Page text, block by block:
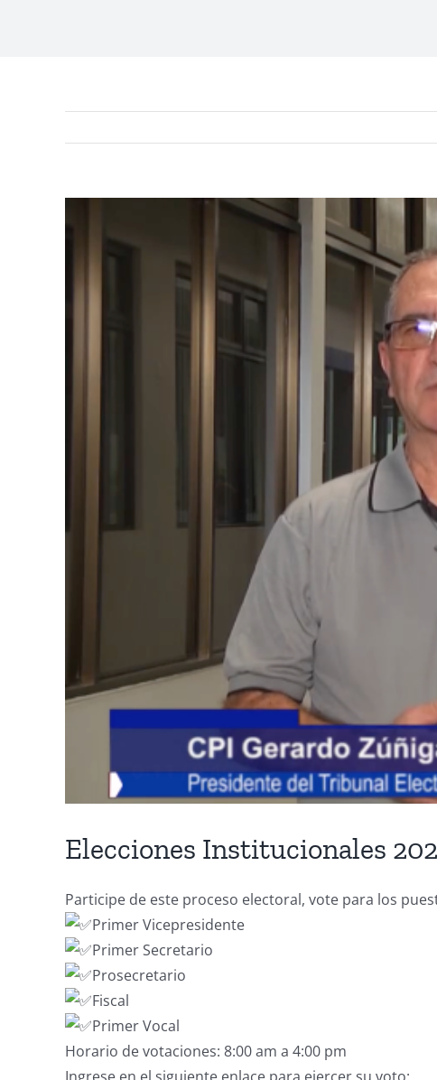
Elecciones Institucionales
Participe de este proceso electoral, vote para los
Primer Vicepresidente
Primer Secretario
Prosecretario
Fiscal
Primer Vocal
Horario de votaciones: 8:00 am a 4:00 pm